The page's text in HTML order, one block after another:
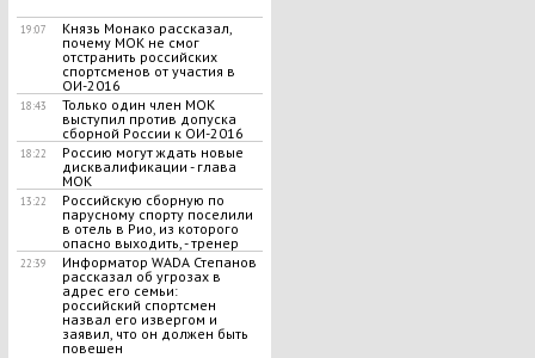
19:07
Князь Монако рассказал,
почему МОК не смог
отстранить российских
спортсменов от участия в
ОИ-2016
18:43
Только один член МОК
выступил против допуска
сборной России к ОИ-2016
18:22
Россию могут ждать новые
дисквалификации - глава
МОК
13:22
Российскую сборную по
парусному спорту поселили
в отель в Рио, из которого
опасно выходить, - тренер
22:39
Информатор WADA Степанов
рассказал об угрозах в
адрес его семьи:
российский спортсмен
назвал его извергом и
заявил, что он должен быть
повешен